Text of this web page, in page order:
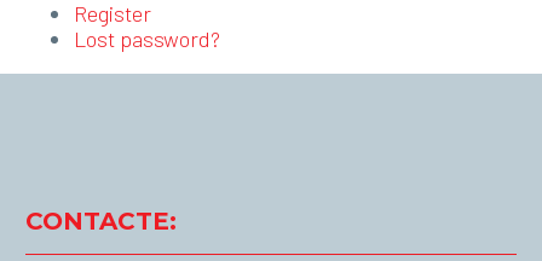
Register
Lost password?
CONTACTE: